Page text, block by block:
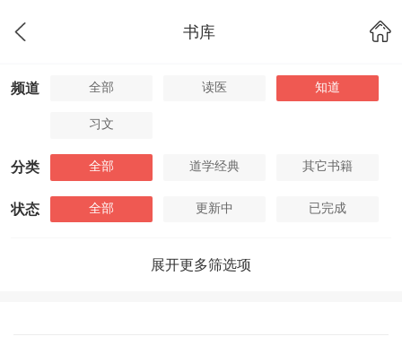
书库
频道 全部 读医 知道
习文
分类 全部 道学经典 其它书籍
状态 全部 更新中 已完成
展开更多筛选项